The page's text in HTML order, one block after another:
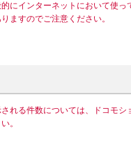
にインターネットにおいて使
ますのでご注意ください。
される件数については、ドコモ
。